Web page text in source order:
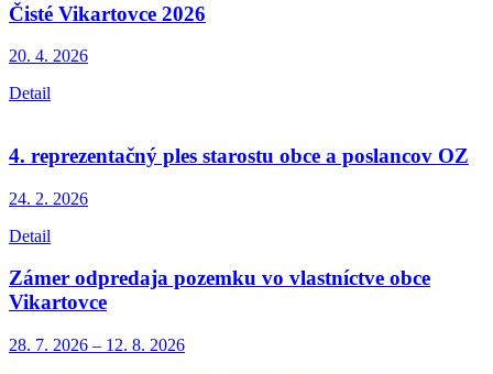
Čisté Vikartovce 2026
20. 4. 2026
Detail
4. reprezentačný ples starostu obce a poslancov OZ
24. 2. 2026
Detail
Zámer odpredaja pozemku vo vlastníctve obce
Vikartovce
28. 7. 2026 – 12. 8. 2026